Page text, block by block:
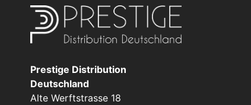
Prestige Distribution
Deutschland
Alte Werftstrasse 18